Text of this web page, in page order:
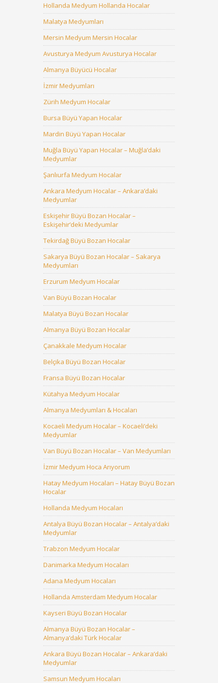
Hollanda Medyum Hollanda Hocalar
Malatya Medyumları
Mersin Medyum Mersin Hocalar
Avusturya Medyum Avusturya Hocalar
Almanya Büyücü Hocalar
İzmir Medyumları
Zürih Medyum Hocalar
Bursa Büyü Yapan Hocalar
Mardin Büyü Yapan Hocalar
Muğla Büyü Yapan Hocalar – Muğla’daki
Medyumlar
Şanlıurfa Medyum Hocalar
Ankara Medyum Hocalar – Ankara’daki
Medyumlar
Eskişehir Büyü Bozan Hocalar –
Eskişehir’deki Medyumlar
Tekirdağ Büyü Bozan Hocalar
Sakarya Büyü Bozan Hocalar – Sakarya
Medyumları
Erzurum Medyum Hocalar
Van Büyü Bozan Hocalar
Malatya Büyü Bozan Hocalar
Almanya Büyü Bozan Hocalar
Çanakkale Medyum Hocalar
Belçika Büyü Bozan Hocalar
Fransa Büyü Bozan Hocalar
Kütahya Medyum Hocalar
Almanya Medyumları & Hocaları
Kocaeli Medyum Hocalar – Kocaeli’deki
Medyumlar
Van Büyü Bozan Hocalar – Van Medyumları
İzmir Medyum Hoca Arıyorum
Hatay Medyum Hocaları – Hatay Büyü Bozan
Hocalar
Hollanda Medyum Hocaları
Antalya Büyü Bozan Hocalar – Antalya’daki
Medyumlar
Trabzon Medyum Hocalar
Danimarka Medyum Hocaları
Adana Medyum Hocaları
Hollanda Amsterdam Medyum Hocalar
Kayseri Büyü Bozan Hocalar
Almanya Büyü Bozan Hocalar –
Almanya’daki Türk Hocalar
Ankara Büyü Bozan Hocalar – Ankara’daki
Medyumlar
Samsun Medyum Hocaları